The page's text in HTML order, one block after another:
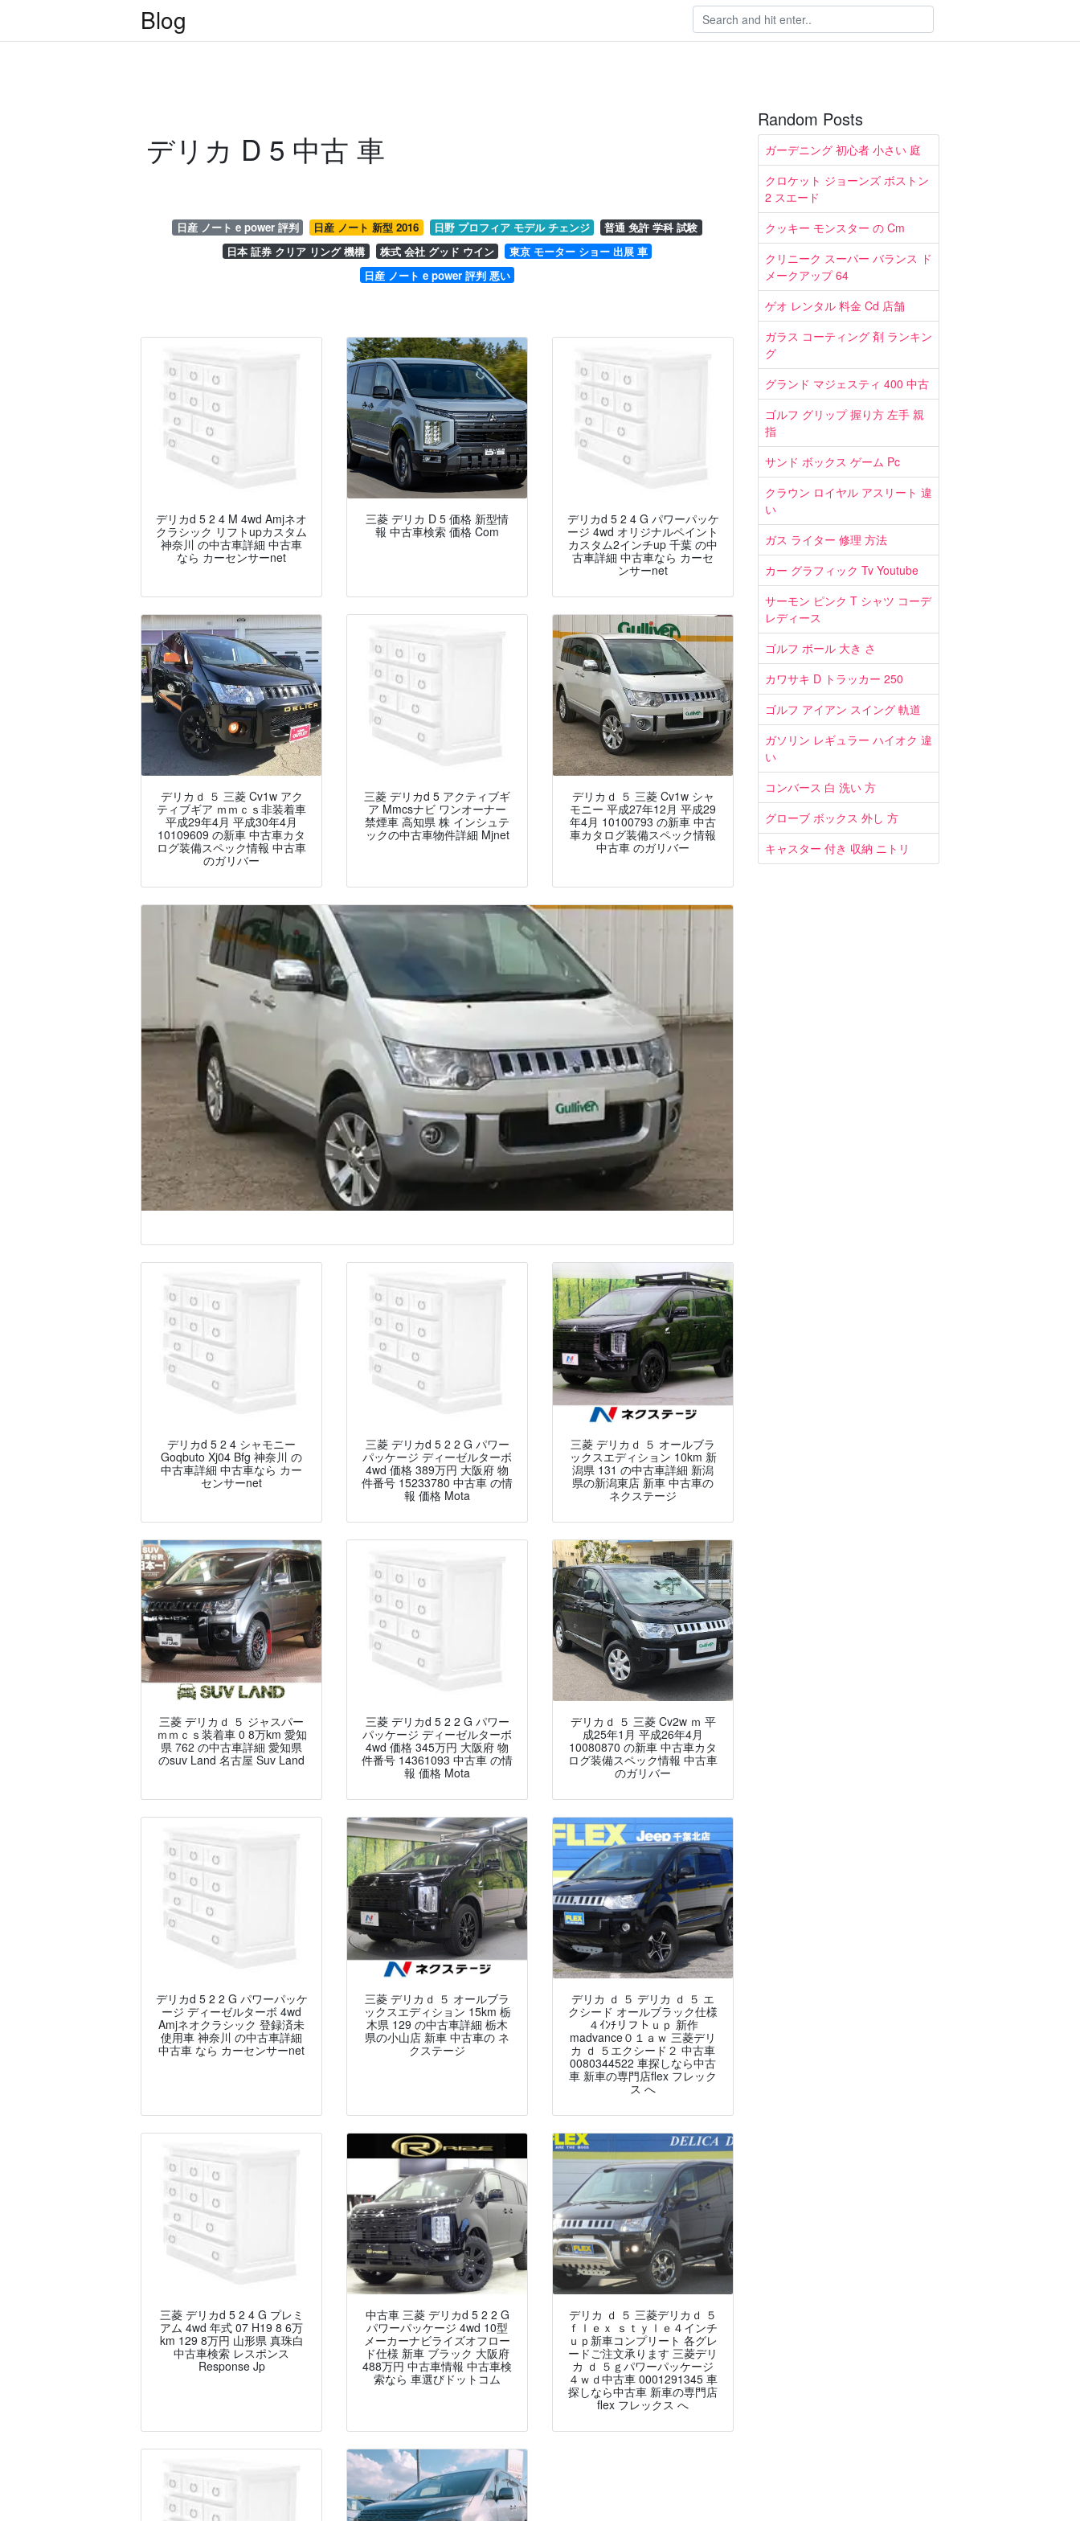
Blog
デリカ D 5 中古 車
日産 ノート e power 評判 日産 ノート 新型 2016 日野 プロフィア モデル チェンジ
普通 免許 学科 試験
日本 証券 クリア リング 機構
株式 会社 グッド ウイン
東京 モーター ショー 出展 車
日産 ノート e power 評判 悪い
デリカd 5 2 4 M 4wd Amjネオ
クラシック リフトupカスタム
神奈川 の中古車詳細 中古車
なら カーセンサーnet
三菱 デリカ D 5 価格 新型情
報 中古車検索 価格 Com
デリカd 5 2 4 G パワーパッケ
ージ 4wd オリジナルペイント
カスタム2インチup 千葉 の中
古車詳細 中古車なら カーセ
ンサーnet
デリカｄ ５ 三菱 Cv1w アク
ティブギア ｍｍｃｓ非装着車
平成29年4月 平成30年4月
10109609 の新車 中古車カタ
ログ装備スペック情報 中古車
のガリバー
三菱 デリカd 5 アクティブギ
ア Mmcsナビ ワンオーナー
禁煙車 高知県 株 インシュテ
ックの中古車物件詳細 Mjnet
デリカｄ ５ 三菱 Cv1w シャ
モニー 平成27年12月 平成29
年4月 10100793 の新車 中古
車カタログ装備スペック情報
中古車 のガリバー
デリカd 5 2 4 シャモニー
Goqbuto Xj04 Bfg 神奈川 の
中古車詳細 中古車なら カー
センサーnet
三菱 デリカd 5 2 2 G パワー
パッケージ ディーゼルターボ
4wd 価格 389万円 大阪府 物
件番号 15233780 中古車 の情
報 価格 Mota
三菱 デリカｄ ５ オールブラ
ックスエディション 10km 新
潟県 131 の中古車詳細 新潟
県の新潟東店 新車 中古車の
ネクステージ
三菱 デリカｄ ５ ジャスパー
ｍｍｃｓ装着車 0 8万km 愛知
県 762 の中古車詳細 愛知県
のsuv Land 名古屋 Suv Land
三菱 デリカd 5 2 2 G パワー
パッケージ ディーゼルターボ
4wd 価格 345万円 大阪府 物
件番号 14361093 中古車 の情
報 価格 Mota
デリカｄ ５ 三菱 Cv2w ｍ 平
成25年1月 平成26年4月
10080870 の新車 中古車カタ
ログ装備スペック情報 中古車
のガリバー
デリカd 5 2 2 G パワーパッケ
ージ ディーゼルターボ 4wd
Amjネオクラシック 登録済未
使用車 神奈川 の中古車詳細
中古車 なら カーセンサーnet
三菱 デリカｄ ５ オールブラ
ックスエディション 15km 栃
木県 129 の中古車詳細 栃木
県の小山店 新車 中古車の ネ
クステージ
デリカ ｄ ５ デリカ ｄ ５ エ
クシード オールブラック仕様
４ｲﾝﾁリフトｕｐ 新作
madvance０１ａｗ 三菱デリ
カ ｄ ５エクシード２ 中古車
0080344522 車探しなら中古
車 新車の専門店flex フレック
ス へ
三菱 デリカd 5 2 4 G プレミ
アム 4wd 年式 07 H19 8 6万
km 129 8万円 山形県 真珠白
中古車検索 レスポンス
Response Jp
中古車 三菱 デリカd 5 2 2 G
パワーパッケージ 4wd 10型
メーカーナビライズオフロー
ド仕様 新車 ブラック 大阪府
488万円 中古車情報 中古車検
索なら 車選びドットコム
デリカ ｄ ５ 三菱デリカｄ ５
ｆｌｅｘ ｓｔｙｌｅ４インチ
ｕｐ新車コンプリート 各グレ
ードご注文承ります 三菱デリ
カ ｄ ５ｇパワーパッケージ
４ｗｄ中古車 0001291345 車
探しなら中古車 新車の専門店
flex フレックス へ
Random Posts
ガーデニング 初心者 小さい 庭
クロケット ジョーンズ ボストン
2 スエード
クッキー モンスター の Cm
クリニーク スーパー バランス ド
メークアップ 64
ゲオ レンタル 料金 Cd 店舗
ガラス コーティング 剤 ランキン
グ
グランド マジェスティ 400 中古
ゴルフ グリップ 握り方 左手 親
指
サンド ボックス ゲーム Pc
クラウン ロイヤル アスリート 違
い
ガス ライター 修理 方法
カー グラフィック Tv Youtube
サーモン ピンク T シャツ コーデ
レディース
ゴルフ ボール 大き さ
カワサキ D トラッカー 250
ゴルフ アイアン スイング 軌道
ガソリン レギュラー ハイオク 違
い
コンバース 白 洗い 方
グローブ ボックス 外し 方
キャスター 付き 収納 ニトリ